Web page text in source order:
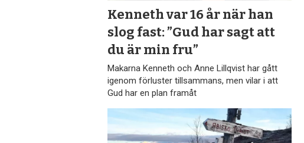
Kenneth var 16 år när han
slog fast: ”Gud har sagt att
du är min fru”
Makarna Kenneth och Anne Lillqvist har gått
igenom förluster tillsammans, men vilar i att
Gud har en plan framåt